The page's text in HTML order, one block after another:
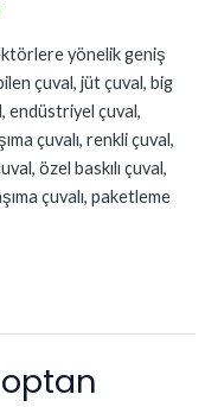
yönelik geniş
çuval, jüt çuval, big
endüstriyel çuval,
çuvalı, renkli çuval,
özel baskılı çuval,
çuvalı, paketleme